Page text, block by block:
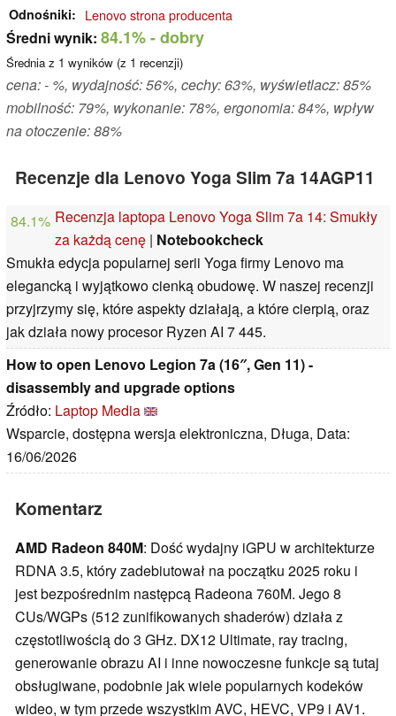
Odnośniki Lenovo strona producenta
Średni wynik: 84.1%- dobry
Średnia z 1 wyników (z 1 recenzji)
cena: - %, wydajność: 56%, cechy: 63%, wyświetlacz: 85%
mobilność: 79%, wykonanie: 78%, ergonomia: 84%, wpływ
na otoczenie: 88%
Recenzje dla Lenovo Yoga Slim 7a 14AGP11
84.1% Recenzja laptopa Lenovo Yoga Slim 7a 14: Smukły
za każdą cenę | Notebookcheck
Smukła edycja popularnej serii Yoga firmy Lenovo ma
elegancką i wyjątkowo cienką obudowę. W naszej recenzji
przyjrzymy się, które aspekty działają, a które cierpią, oraz
jak działa nowy procesor Ryzen AI 7 445.
How to open Lenovo Legion 7a (16″, Gen 11) -
disassembly and upgrade options
Źródło: Laptop Media
Wsparcie, dostępna wersja elektroniczna, Długa, Data:
16/06/2026
Komentarz
AMD Radeon 840M: Dość wydajny iGPU w architekturze
RDNA 3.5, który zadebiutował na początku 2025 roku i
jest bezpośrednim następcą Radeona 760M. Jego 8
CUs/WGPs (512 zunifikowanych shaderów) działa z
częstotliwością do 3 GHz. DX12 Ultimate, ray tracing,
generowanie obrazu AI i inne nowoczesne funkcje są tutaj
obsługiwane, podobnie jak wiele popularnych kodeków
wideo, w tym przede wszystkim AVC, HEVC, VP9 i AV1.